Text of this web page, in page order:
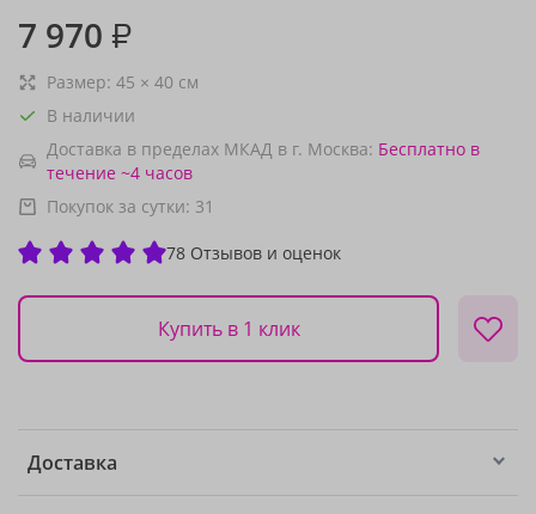
7 970 ₽
Размер: 45 × 40 см
В наличии
Доставка в пределах МКАД в г. Москва: Бесплатно в
течение ~4 часов
Покупок за сутки: 31
78 Отзывов и оценок
Купить в 1 клик
Доставка